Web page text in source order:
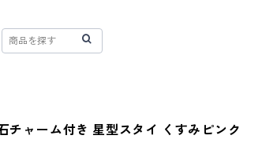
チャーム付き 星型スタイ くすみピンク